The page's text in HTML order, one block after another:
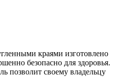
краями изготовлено
безопасно для здоровья.
позволит своему владельцу